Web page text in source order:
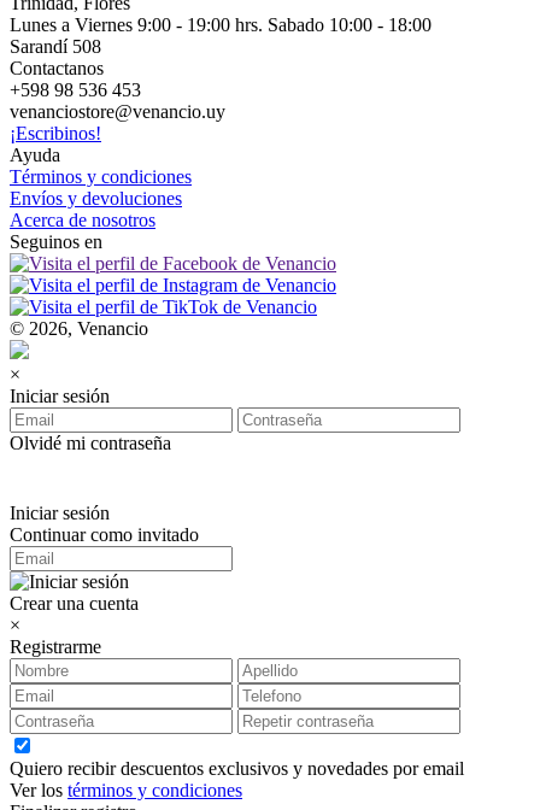
Lunes a Viernes 9:00 - 19:00 hrs. Sabado 10:00 - 18:00
Sarandí 508
Contactanos
+598 98 536 453
venanciostore@venancio.uy
¡Escribinos!
Ayuda
Términos y condiciones
Envíos y devoluciones
Acerca de nosotros
Seguinos en
© 2026, Venancio
×
Iniciar sesión
Olvidé mi contraseña
Iniciar sesión
Continuar como invitado
Crear una cuenta
×
Registrarme
Quiero recibir descuentos exclusivos y novedades por email
Ver los términos y condiciones